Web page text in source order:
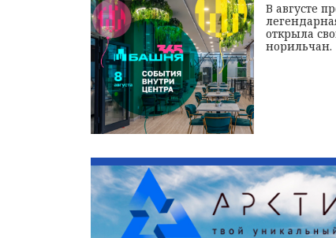
В августе
открыла
норильчан.